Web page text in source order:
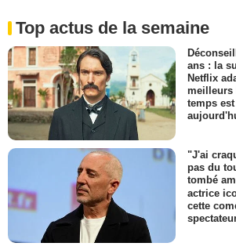
Top actus de la semaine
ans : la
Netflix
meilleurs
temps
"J'ai
pas du
tombé
actrice
cette